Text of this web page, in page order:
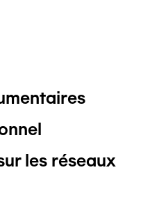
les réseaux